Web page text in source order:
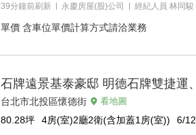
39分鐘前刷新 永慶房屋(股)公司 經紀人員 林同駿
單價 含車位單價計算方式請洽業務
石牌遠景基泰豪邸 明德石牌雙捷運
台北市北投區懷德街 看地圖
80.28坪 4房(室)2廳2衛(含加蓋1房(室)) 6/12